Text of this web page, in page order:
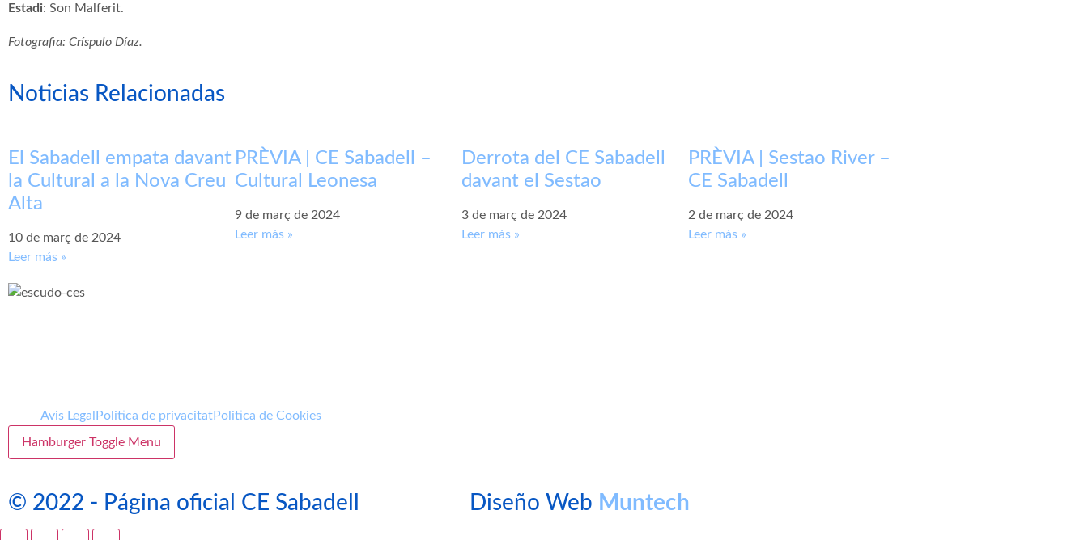
Estadi: Son Malferit.
Fotografia: Críspulo Díaz.
Noticias Relacionadas
El Sabadell empata davant
la Cultural a la Nova Creu
Alta
10 de març de 2024
Leer más »
PRÈVIA | CE Sabadell –
Cultural Leonesa
9 de març de 2024
Leer más »
Derrota del CE Sabadell
davant el Sestao
3 de març de 2024
Leer más »
PRÈVIA | Sestao River –
CE Sabadell
2 de març de 2024
Leer más »
Avis Legal Politica de privacitatPolitica de Cookies
Hamburger Toggle Menu
© 2022 - Página oficial CE Sabadell Diseño Web Muntech